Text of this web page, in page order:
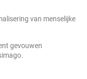
van menselijke
gevouwen